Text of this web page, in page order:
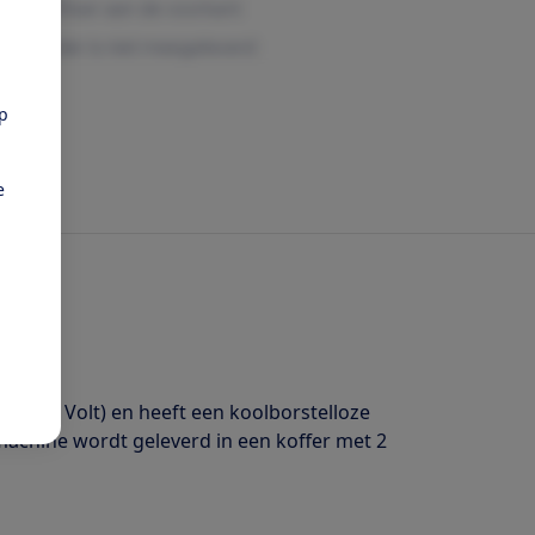
(18 Volt) en heeft een koolborstelloze
wordt geleverd in een koffer met 2